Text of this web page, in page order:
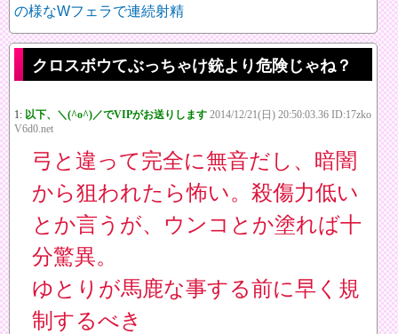
の様なWフェラで連続射精
クロスボウてぶっちゃけ銃より危険じゃね？
1: 以下、＼(^o^)／でVIPがお送りします 2014/12/21(日) 20:50:03.36 ID:17zko
V6d0.net
弓と違って完全に無音だし、暗闇
から狙われたら怖い。殺傷力低い
とか言うが、ウンコとか塗れば十
分驚異。
ゆとりが馬鹿な事する前に早く規
制するべき